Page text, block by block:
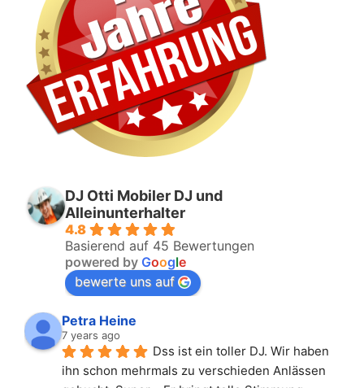
DJ Otti Mobiler DJ und
Alleinunterhalter
4.8
Basierend auf 45 Bewertungen
powered by Google
bewerte uns auf
Petra Heine
7 years ago
Dss ist ein toller DJ. Wir haben
ihn schon mehrmals zu verschieden Anlässen